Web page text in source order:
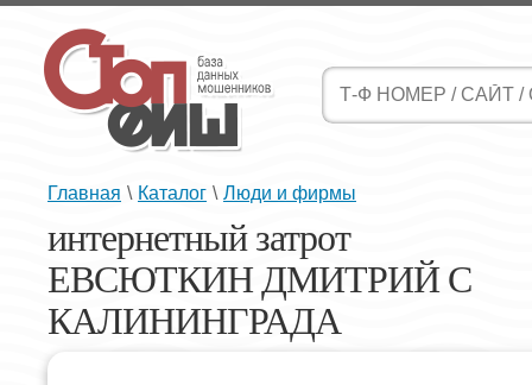
Главная \ Каталог \ Люди и фирмы
интернетный затрот
ЕВСЮТКИН ДМИТРИЙ С
КАЛИНИНГРАДА